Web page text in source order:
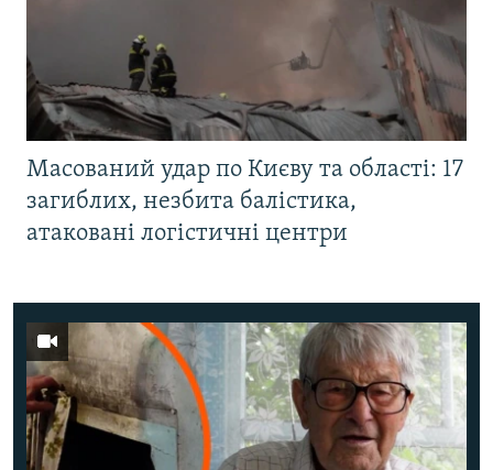
Масований удар по Києву та області: 17
загиблих, незбита балістика,
атаковані логістичні центри